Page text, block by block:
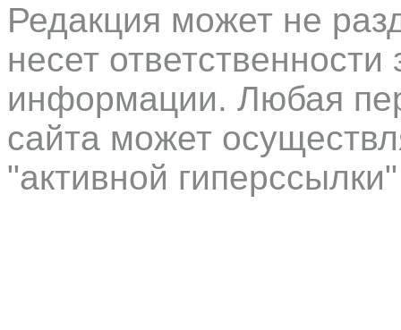
Редакция может не
несет
информации. Любая
сайта может
"активной